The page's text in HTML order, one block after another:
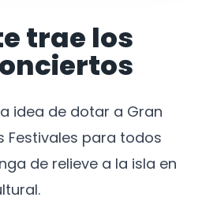
trae los
idea de dotar a Gran
Festivales para todos
de relieve a la isla en